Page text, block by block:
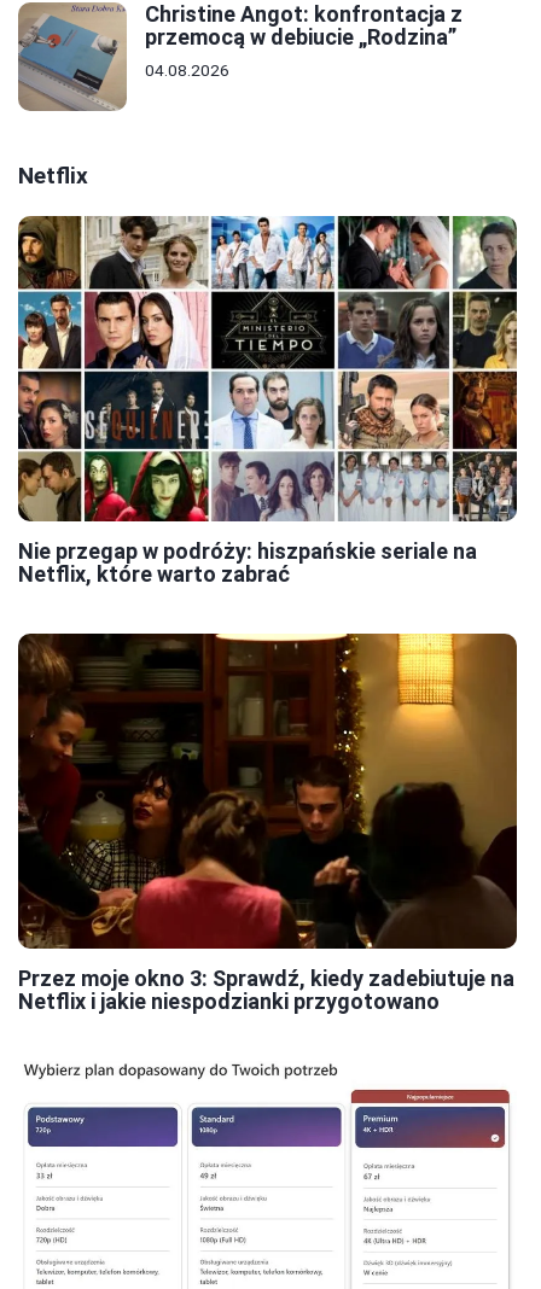
Christine Angot: konfrontacja z
przemocą w debiucie „Rodzina”
04.08.2026
Netflix
Nie przegap w podróży: hiszpańskie seriale na
Netflix, które warto zabrać
Przez moje okno 3: Sprawdź, kiedy zadebiutuje na
Netflix i jakie niespodzianki przygotowano